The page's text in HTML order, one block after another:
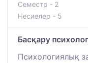
Семестр - 2
Несиелер - 5
Басқару
Психологиялық